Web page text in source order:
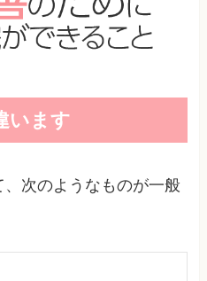
います
次のようなものが一般